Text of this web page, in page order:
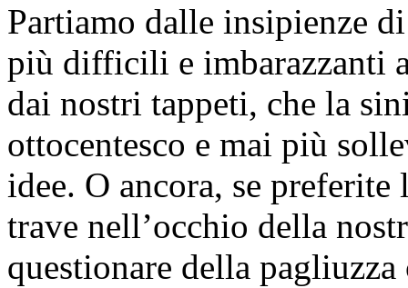
Partiamo dalle insipienze
più difficili e imbarazzanti
dai nostri tappeti, che la
ottocentesco e mai più
idee. O ancora, se
trave nell’occhio della
questionare della